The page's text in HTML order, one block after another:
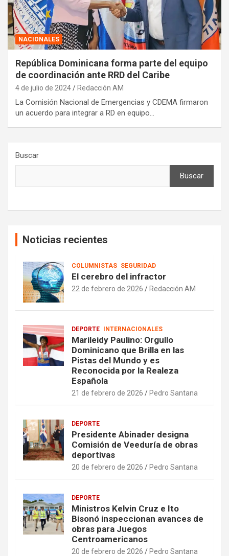
NACIONALES
República Dominicana forma parte del equipo
de coordinación ante RRD del Caribe
4 de julio de 2024 Redacción AM
La Comisión Nacional de Emergencias y CDEMA firmaron
un acuerdo para integrar a RD en equipo…
Buscar
Buscar
Noticias recientes
COLUMNISTAS SEGURIDAD
El cerebro del infractor
22 de febrero de 2026 Redacción AM
DEPORTE INTERNACIONALES
Marileidy Paulino: Orgullo
Dominicano que Brilla en las
Pistas del Mundo y es
Reconocida por la Realeza
Española
21 de febrero de 2026 Pedro Santana
DEPORTE
Presidente Abinader designa
Comisión de Veeduría de obras
deportivas
20 de febrero de 2026 Pedro Santana
DEPORTE
Ministros Kelvin Cruz e Ito
Bisonó inspeccionan avances de
obras para Juegos
Centroamericanos
20 de febrero de 2026 Pedro Santana